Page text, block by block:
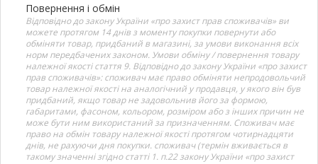
Повернення і обмін
Відповідно до закону України «про захист прав споживачів» ви
можете протягом 14 днів з моменту покупки повернути або
обміняти товар, придбаний в магазині, за умови виконання всіх
норм передбачених законом. Умови обміну / повернення товару
належної якості стаття 9. Відповідно до закону України «про захист
прав споживачів»: споживач має право обміняти непродовольчий
товар належної якості на аналогічний у продавця, у якого він був
придбаний, якщо товар не задовольнив його за формою,
габаритами, фасоном, кольором, розміром або з інших причин не
може бути ним використаний за призначенням. Споживач має
право на обмін товару належної якості протягом чотирнадцяти
днів, не рахуючи дня покупки. споживач (термін вживається в
такому значенні згідно статті 1. п.22 закону України «про захист